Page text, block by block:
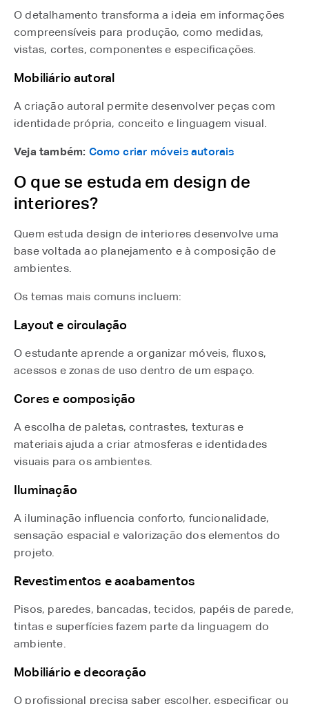
O detalhamento transforma a ideia em informações
compreensíveis para produção, como medidas,
vistas, cortes, componentes e especificações.
Mobiliário autoral
A criação autoral permite desenvolver peças com
identidade própria, conceito e linguagem visual.
Veja também: Como criar móveis autorais
O que se estuda em design de
interiores?
Quem estuda design de interiores desenvolve uma
base voltada ao planejamento e à composição de
ambientes.
Os temas mais comuns incluem:
Layout e circulação
O estudante aprende a organizar móveis, fluxos,
acessos e zonas de uso dentro de um espaço.
Cores e composição
A escolha de paletas, contrastes, texturas e
materiais ajuda a criar atmosferas e identidades
visuais para os ambientes.
Iluminação
A iluminação influencia conforto, funcionalidade,
sensação espacial e valorização dos elementos do
projeto.
Revestimentos e acabamentos
Pisos, paredes, bancadas, tecidos, papéis de parede,
tintas e superfícies fazem parte da linguagem do
ambiente.
Mobiliário e decoração
O profissional precisa saber escolher, especificar ou